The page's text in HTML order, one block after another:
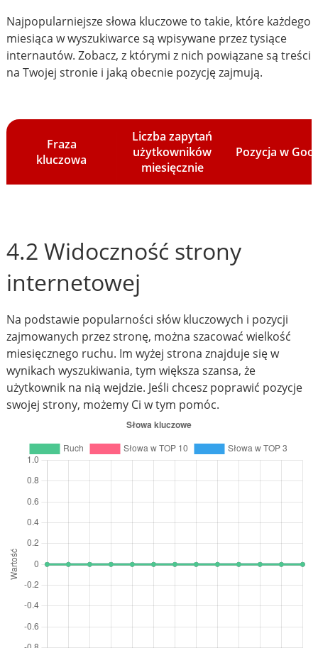
Najpopularniejsze słowa kluczowe to takie, które każdego
miesiąca w wyszukiwarce są wpisywane przez tysiące
internautów. Zobacz, z którymi z nich powiązane są treści
na Twojej stronie i jaką obecnie pozycję zajmują.
Fraza
kluczowa
Liczba zapytań
użytkowników
miesięcznie
Pozycja w
4.2 Widoczność strony
internetowej
Na podstawie popularności słów kluczowych i pozycji
zajmowanych przez stronę, można szacować wielkość
miesięcznego ruchu. Im wyżej strona znajduje się w
wynikach wyszukiwania, tym większa szansa, że
użytkownik na nią wejdzie. Jeśli chcesz poprawić pozycje
swojej strony, możemy Ci w tym pomóc.